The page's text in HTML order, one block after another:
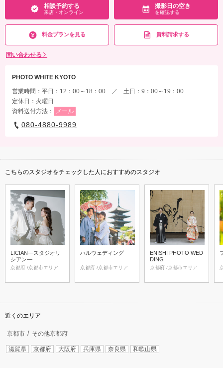
相談予約する
来店・オンライン
撮影日の空き
を確認する
料金プランを見る 資料請求する
問い合わせる
PHOTO WHITE KYOTO
営業時間：平日：12：00～18：00 ／ 土日：9：00～19：00
定休日：火曜日
資料送付方法：
メール
080-4880-9989
こちらのスタジオをチェックした人におすすめのスタジオ
LICIAN―スタジオリ
シアン―
京都府 /京都市エリア
ハルウェディング
京都府 /京都市エリア
ENISHI PHOTO WED
DING
京都府 /京都市エリア
近くのエリア
京都市 その他京都府
滋賀県 京都府 大阪府 兵庫県 奈良県 和歌山県